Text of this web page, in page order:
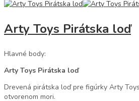
Arty Toys Pirátska loď
Hlavné body:
Arty Toys Pirátska loď
Drevená pirátska loď pre figúrky Arty
otvorenom mori.